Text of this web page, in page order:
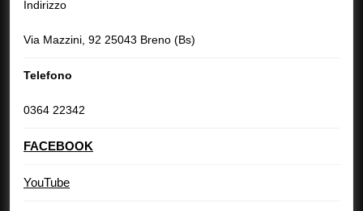
Indirizzo
Via Mazzini, 92 25043 Breno (Bs)
Telefono
0364 22342
FACEBOOK
YouTube